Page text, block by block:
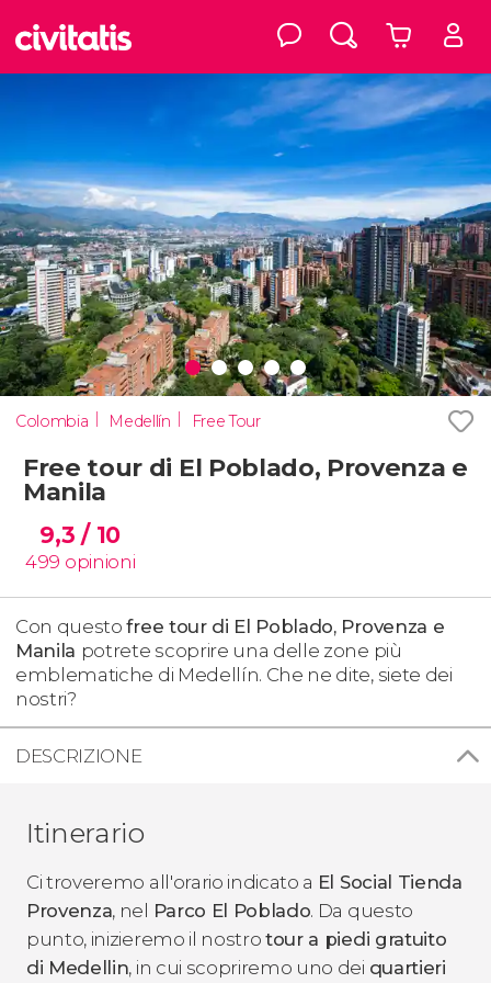
Colombia Medellín Free Tour
Free tour di El Poblado, Provenza e
Manila
9,3/ 10
499 opinioni
Con questofree tour di El Poblado, Provenza e
Manila potrete scoprire una delle zone più
emblematiche di Medellín. Che ne dite, siete dei
nostri?
DESCRIZIONE
Itinerario
Ci troveremo all'orario indicato a El Social Tienda
Provenza, nel Parco El Poblado. Da questo
punto, inizieremo il nostrotour a piedi gratuito
di Medellin, in cui scopriremo uno dei quartieri